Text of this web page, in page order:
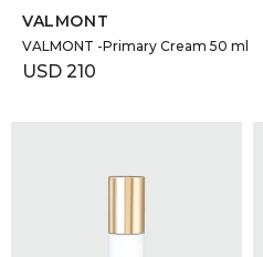
VALMONT
VALMONT -Primary Cream 50 ml
USD 210